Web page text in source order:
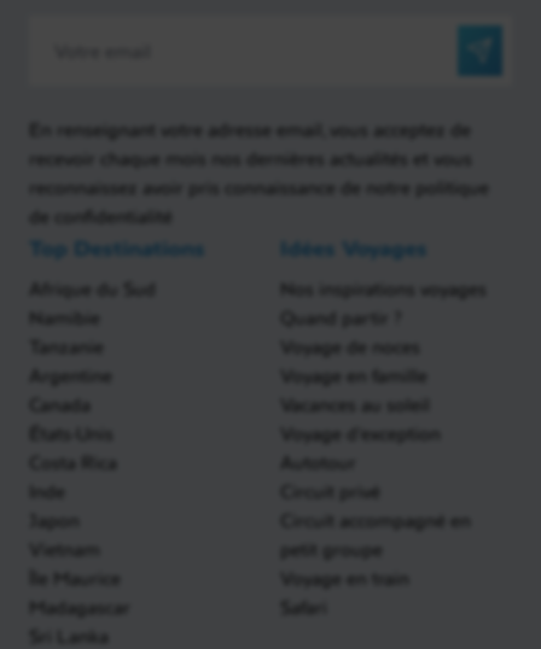
En renseignant votre adresse email, vous acceptez de
recevoir chaque mois nos dernières actualités et vous
reconnaissez avoir pris connaissance de notre politique
de confidentialité
Top Destinations
Afrique du Sud
Namibie
Tanzanie
Argentine
Canada
États-Unis
Costa Rica
Inde
Japon
Vietnam
Île Maurice
Madagascar
Sri Lanka
Idées Voyages
Nos inspirations voyages
Quand partir ?
Voyage de noces
Voyage en famille
Vacances au soleil
Voyage d'exception
Autotour
Circuit privé
Circuit accompagné en
petit groupe
Voyage en train
Safari